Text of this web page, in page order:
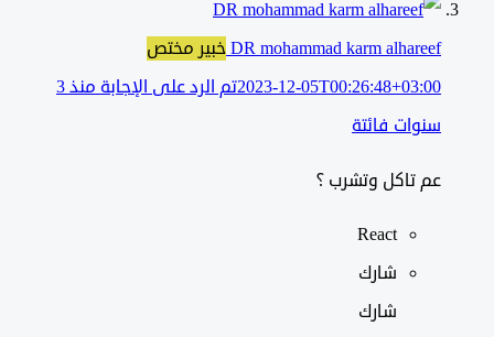
DR mohammad karm alhareefخبير مختص
2023-12-05T00:26:48+03:00
تم الرد على الإجابة منذ 3
سنوات فائتة
عم تاكل وتشرب ؟
React
شارك